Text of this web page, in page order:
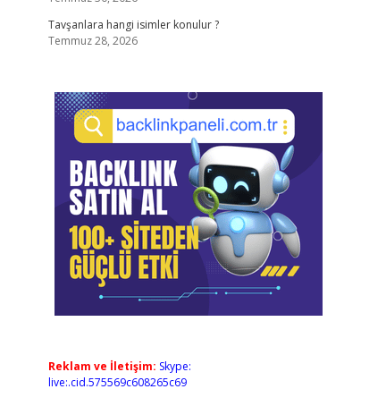
Tavşanlara hangi isimler konulur ?
Temmuz 28, 2026
Reklam ve İletişim: Skype:
live:.cid.575569c608265c69